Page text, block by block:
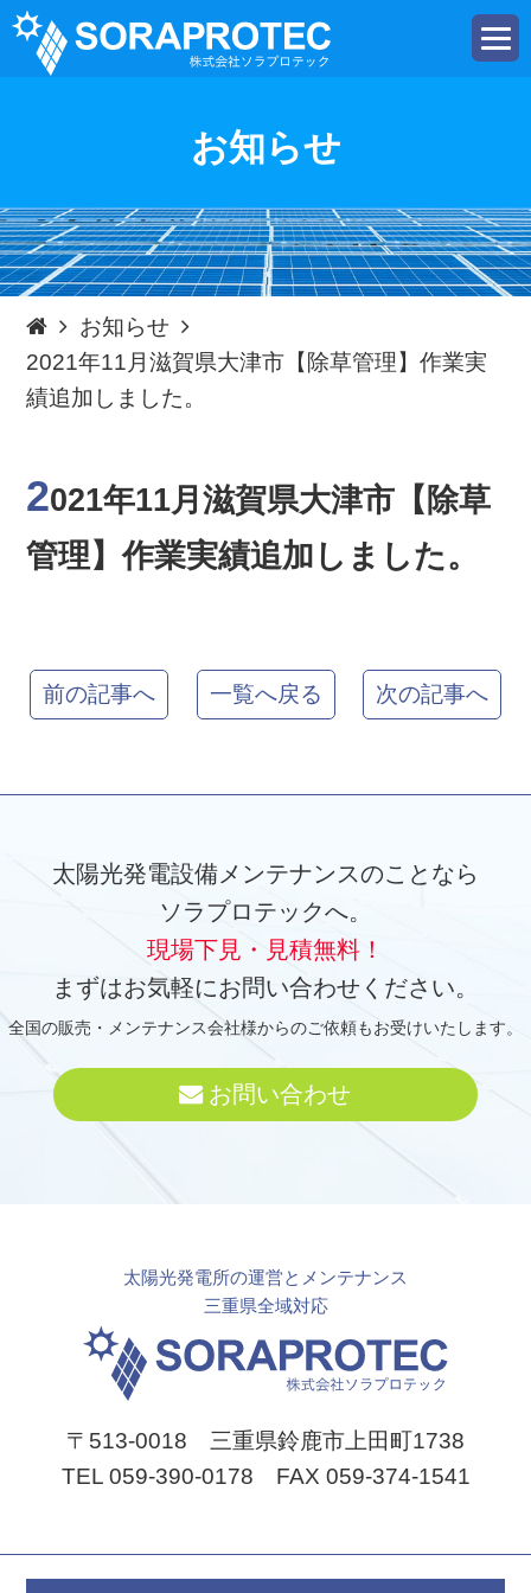
t
o
i
g
a
t
i
o
お知らせ
お知らせ
2021年11月滋賀県大津市【除草管理】作業実
績追加しました。
2021年11月滋賀県大津市【除草
管理】作業実績追加しました。
前の記事へ 一覧へ戻る 次の記事へ
太陽光発電設備メンテナンスのことなら
ソラプロテックへ。
現場下見・見積無料！
まずはお気軽にお問い合わせください。
全国の販売・メンテナンス会社様からのご依頼もお受けいたします。
お問い合わせ
太陽光発電所の運営とメンテナンス
三重県全域対応
〒513-0018 三重県鈴鹿市上田町1738
TEL 059-390-0178 FAX 059-374-1541